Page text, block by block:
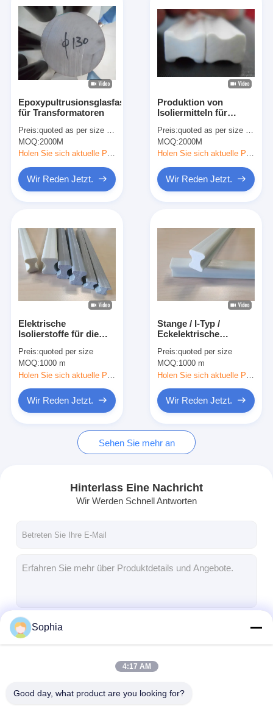
Doppeltes mit Seiten versehener Klebstreifen
HAUSTIER Klebstreifen
Präzisions-Feinguss
Elektrische Isolationsplatte
Epoxypultrusionsglasfaserstabspange
für Transformatoren
Preis:quoted as per size and quantity
MOQ:2000M
Holen Sie sich aktuelle Preis
Wir Reden Jetzt.
Produktion von
Isoliermitteln für
Dämmstrukturteile
Preis:quoted as per size and quantity
MOQ:2000M
Holen Sie sich aktuelle Preis
Wir Reden Jetzt.
Elektrische
Isolierstoffe für die
oder Stange für
Transformatoren
Preis:quoted per size
MOQ:1000 m
Wir Reden Jetzt.
Stange / I-Typ /
Eckelektrische
Transformatoren mit
Vakuuminjektion
Epoxy Pultrusion
Preis:quoted per size
MOQ:1000 m
Wir Reden Jetzt.
Sehen Sie mehr an
Hinterlass Eine Nachricht
Wir Werden Schnell Antworten
Sophia
4:17 AM
Good day, what product are you looking for?